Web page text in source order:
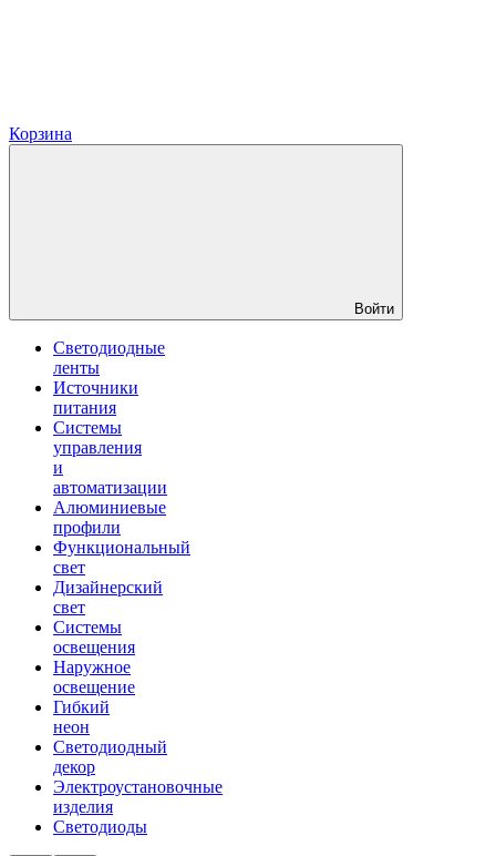
Корзина
Войти
Светодиодные
ленты
Источники
питания
Системы
управления
и
автоматизации
Алюминиевые
профили
Функциональный
свет
Дизайнерский
свет
Системы
освещения
Наружное
освещение
Гибкий
неон
Светодиодный
декор
Электроустановочные
изделия
Светодиоды